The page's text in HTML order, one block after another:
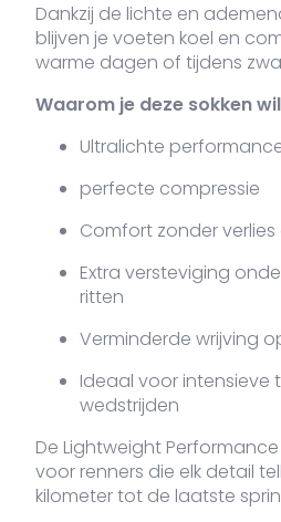
Dankzij de lichte en
blijven je voeten koel en
warme dagen of tijdens
Waarom je deze sokken
Ultralichte
perfecte compressie
Comfort zonder
Extra versteviging
ritten
Verminderde wrijving
Ideaal voor intensieve
wedstrijden
De Lightweight
voor renners die elk detail
kilometer tot de laatste